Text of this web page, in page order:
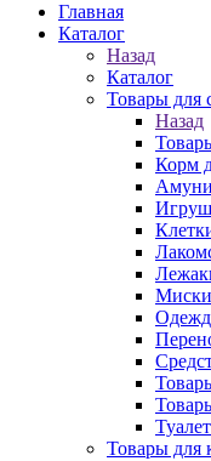
Главная
Каталог
Назад
Каталог
Товары для
Назад
Корм
Миски
Товары для